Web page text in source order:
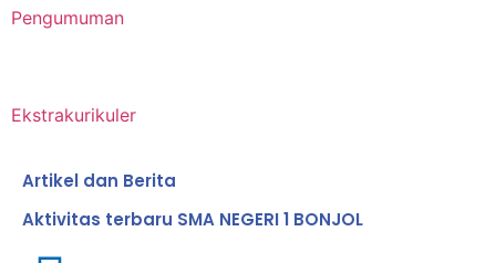
Pengumuman
Ekstrakurikuler
Artikel dan Berita
Aktivitas terbaru SMA NEGERI 1 BONJOL